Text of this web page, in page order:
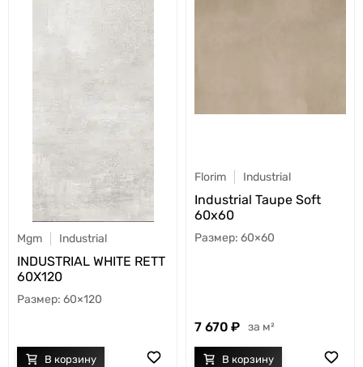
Mgm Industrial
INDUSTRIAL WHITE RETT
60X120
60×120
Florim Industrial
Industrial Taupe Soft
60x60
60×60
7 670 м²